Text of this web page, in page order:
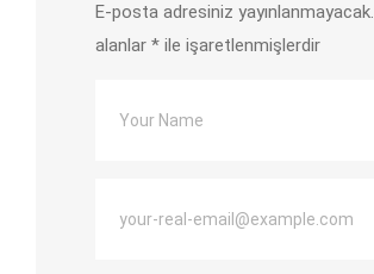
E-posta adresiniz yayınlanmayacak.
alanlar * ile işaretlenmişlerdir